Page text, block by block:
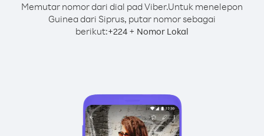
Memutar nomor dari dial pad Viber.Untuk menelepon
Guinea dari Siprus, putar nomor sebagai
berikut:+224 + Nomor Lokal